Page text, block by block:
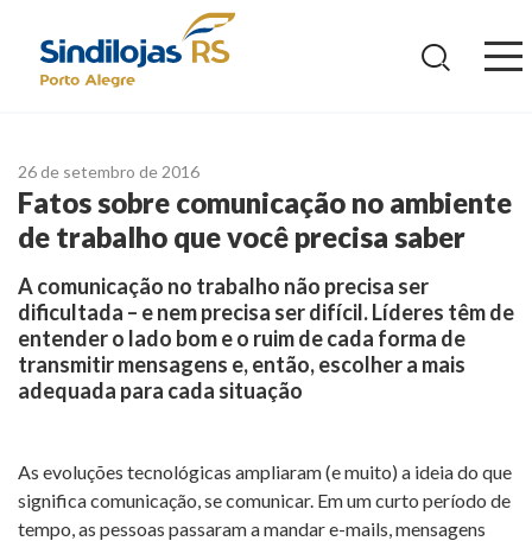
26 de setembro de 2016
Fatos sobre comunicação no ambiente
de trabalho que você precisa saber
A comunicação no trabalho não precisa ser
dificultada – e nem precisa ser difícil. Líderes têm de
entender o lado bom e o ruim de cada forma de
transmitir mensagens e, então, escolher a mais
adequada para cada situação
As evoluções tecnológicas ampliaram (e muito) a ideia do que
significa comunicação, se comunicar. Em um curto período de
tempo, as pessoas passaram a mandar e-mails, mensagens